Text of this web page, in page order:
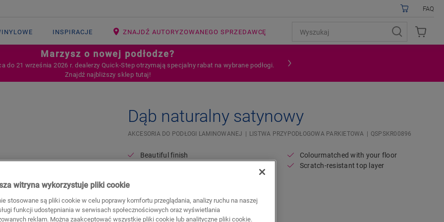
INSPIRACJE ZNAJDŹ AUTORYZOWANEGO SPRZEDAWCĘ
FAQ
Marzysz o nowej podłodze?
do 21 września 2026 r. dealerzy Quick‑Step otrzymają specjalny rabat na wybrane podłogi.
Znajdź najbliższy sklep tutaj!
Dąb naturalny satynowy
AKCESORIA DO PODŁOGI LAMINOWANEJ LISTWA PRZYPODŁOGOWA PARKIETOWA QSPSKR00896
Beautiful finish
Colourmatched with your floor
Scratch-resistant top layer
26,20
Sugerowana cena brutto
witryna wykorzystuje pliki cookie
stosowane są pliki cookie w celu poprawy komfortu przeglądania, analizy ruchu na naszej
funkcji udostępniania w serwisach społecznościowych oraz wyświetlania
reklam. Można zaakceptować wszystkie pliki cookie lub analityczne pliki cookie.